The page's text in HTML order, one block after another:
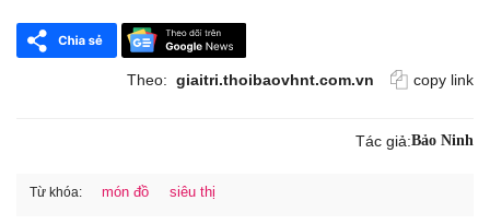
Theo: giaitri.thoibaovhnt.com.vn copy link
Tác giả:Bảo Ninh
Từ khóa: món đồ siêu thị